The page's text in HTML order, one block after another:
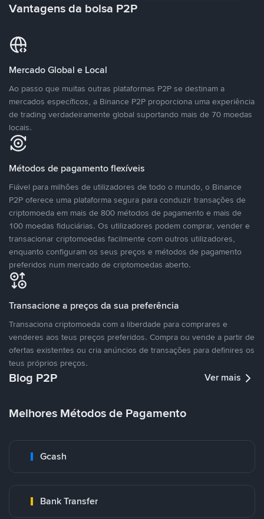
Vantagens da bolsa P2P
Mercado Global e Local
Ao passo que muitas outras plataformas P2P se destinam a
mercados específicos, a Binance P2P proporciona uma experiência
de trading verdadeiramente global suportando mais de 70 moedas
locais.
Métodos de pagamento flexíveis
Fiável para milhões de utilizadores de todo o mundo, o Binance
P2P oferece uma plataforma segura para conduzir transações de
criptomoeda em mais de 800 métodos de pagamento e mais de
100 moedas fiduciárias. Os utilizadores podem comprar, vender e
transacionar criptomoedas facilmente com outros utilizadores,
enquanto configuram os seus preços e métodos de pagamento
preferidos num mercado de criptomoedas aberto.
Transacione a preços da sua preferência
Transaciona criptomoeda com a liberdade para comprares e
venderes aos teus preços preferidos. Compra ou vende a partir de
ofertas existentes ou cria anúncios de transações para definires os
teus próprios preços.
Blog P2P Ver mais
Melhores Métodos de Pagamento
Gcash
Bank Transfer